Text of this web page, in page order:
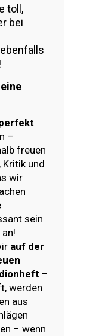
toll,
bei
–
freuen
Kritik und
wir
sein
auf der
–
werden
aus
– wenn